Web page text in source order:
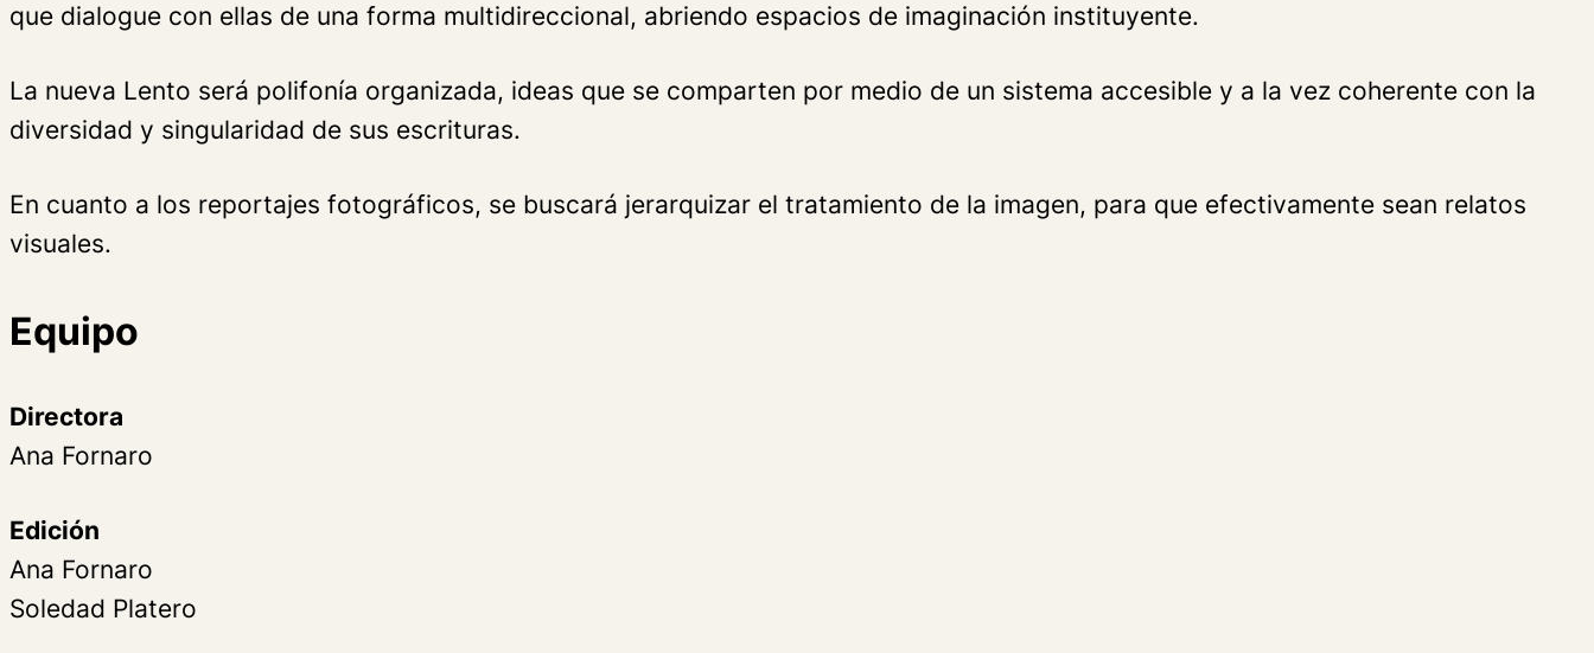
que dialogue con ellas de una forma multidireccional, abriendo espacios de imaginación instituyente.
La nueva Lento será polifonía organizada, ideas que se comparten por medio de un sistema accesible y a la vez coherente con la
diversidad y singularidad de sus escrituras.
En cuanto a los reportajes fotográficos, se buscará jerarquizar el tratamiento de la imagen, para que efectivamente sean relatos
visuales.
Equipo
Directora
Ana Fornaro
Edición
Ana Fornaro
Soledad Platero